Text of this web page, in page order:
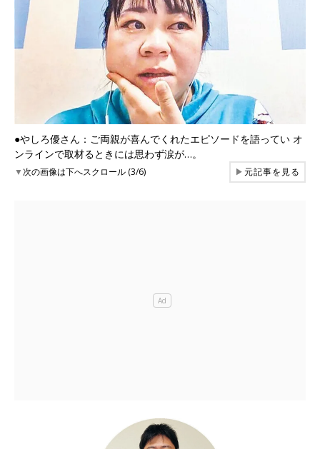
●やしろ優さん：ご両親が喜んでくれたエピソードを語ってい オ
ンラインで取材るときには思わず涙が…。
▼次の画像は下へスクロール (3/6) ▶元記事を見る